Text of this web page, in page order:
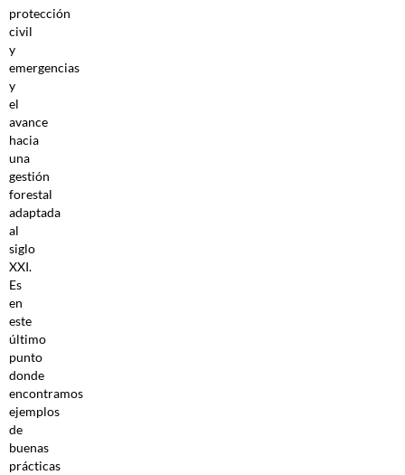
protección
civil
y
emergencias
y
el
avance
hacia
una
gestión
forestal
adaptada
al
siglo
XXI.
Es
en
este
último
punto
donde
encontramos
ejemplos
de
buenas
prácticas